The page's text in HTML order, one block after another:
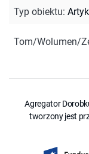
Typ obiektu:
Tom/Wolumen/
Agregator
tworzony jest